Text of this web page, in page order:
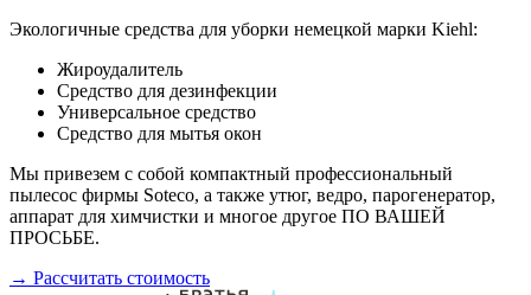
Экологичные средства для уборки немецкой марки Kiehl:
Жироудалитель
Средство для дезинфекции
Универсальное средство
Средство для мытья окон
Мы привезем с собой компактный профессиональный
пылесос фирмы Soteco, а также утюг, ведро, парогенератор,
аппарат для химчистки и многое другое ПО ВАШЕЙ
ПРОСЬБЕ.
→ Рассчитать стоимость